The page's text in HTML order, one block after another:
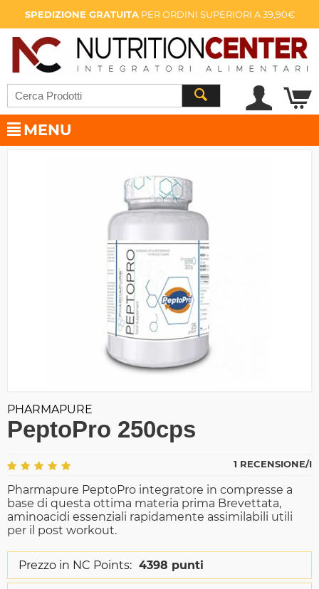
SPEDIZIONE GRATUITAPER ORDINI SUPERIORI A 39,90€
MENU
PHARMAPURE
PeptoPro 250cps
1 RECENSIONE/I
Pharmapure PeptoPro integratore in compresse a
base di questa ottima materia prima Brevettata,
aminoacidi essenziali rapidamente assimilabili utili
per il post workout.
Prezzo in NC Points: 4398 punti